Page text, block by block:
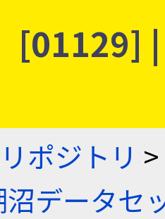
[01129]
ポジトリ >
データセ